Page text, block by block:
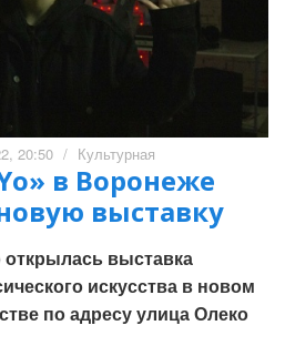
20:50 / Культурная
в Воронеже
выставку
выставка
искусства в новом
по адресу улица Олеко